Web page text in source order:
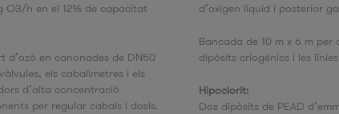
O3/h en el 12% de capacitat
d’ozó en canonades de DN50
els cabalímetres i els
d’alta concentració
per regular cabals i dosis.
d’oxigen líquid i posterior
Bancada de 10 m x 6 m per
dipòsits criogènics i les
Hipoclorit:
Dos dipòsits de PEAD